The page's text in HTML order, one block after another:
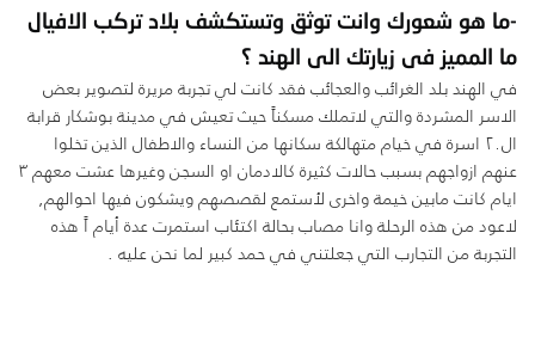
-ما هو شعورك وانت توثق وتستكشف بلاد تركب الافيال
ما المميز فى زيارتك الى الهند ؟
في الهند بلد الغرائب والعجائب فقد كانت لي تجربة مريرة لتصوير بعض
الاسر المشردة والتي لاتملك مسكناً حيث تعيش في مدينة بوشكار قرابة
ال٢٠ اسرة في خيام متهالكة سكانها من النساء والاطفال الذين تخلوا
عنهم ازواجهم بسبب حالات كثيرة كالادمان او السجن وغيرها عشت معهم ٣
ايام كانت مابين خيمة واخرى لأستمع لقصصهم ويشكون فيها احوالهم,
لاعود من هذه الرحلة وانا مصاب بحالة اكتئاب استمرت عدة أيام اً هذه
التجربة من التجارب التي جعلتني في حمد كبير لما نحن عليه .